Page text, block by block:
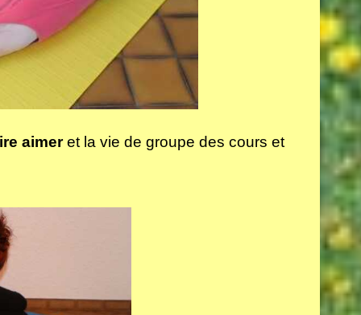
aimeret la vie de groupe des cours et